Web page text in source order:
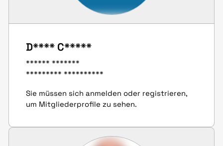
D**** C*****
****** *******
********* **********
Sie müssen sich anmelden oder registrieren,
um Mitgliederprofile zu sehen.